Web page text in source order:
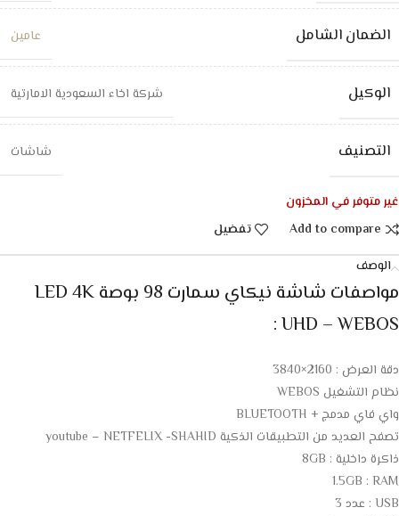
الضمان الشامل عامين
الوكيل شركة اخاء السعودية الامارتية
التصنيف شاشات
غير متوفر في المخزون
Add to compare
تفضيل
الوصف
مواصفات شاشة نيكاي سمارت 98 بوصة LED 4K
UHD – WEBOS :
دقة العرض : 2160×3840
نظام التشغيل WEBOS
واي فاي مدمج + BLUETOOTH
تصفح العديد من التطبيقات الذكية youtube – NETFELIX -SHAHID
ذاكرة داخلية : 8GB
1.5GB : RAM
USB : عدد 3